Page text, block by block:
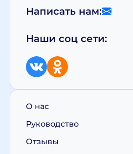
Написать нам:
Наши соц сети:
О нас
Руководство
Отзывы